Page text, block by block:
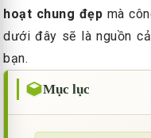
hoạt chung đẹp mà
dưới đây sẽ là nguồn
bạn.
Mục lục